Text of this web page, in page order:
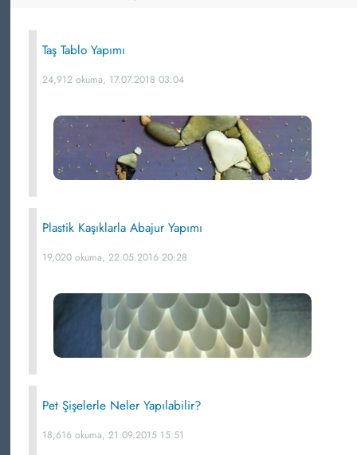
Taş Tablo Yapımı
24,912 okuma, 17.07.2018 03:04
Plastik Kaşıklarla Abajur Yapımı
19,020 okuma, 22.05.2016 20:28
Pet Şişelerle Neler Yapılabilir?
18,616 okuma, 21.09.2015 15:51